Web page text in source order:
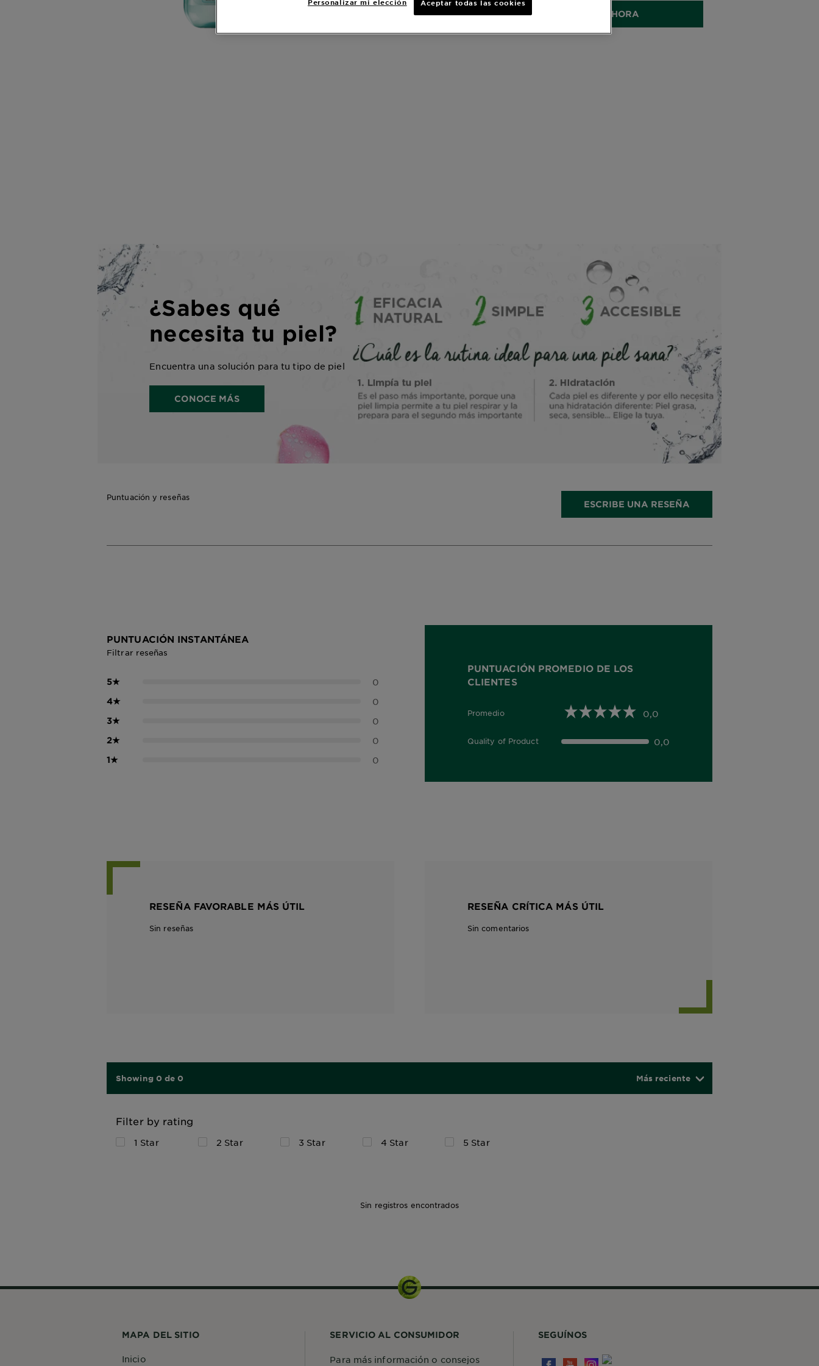
Agua Micelar para pieles mixtas
actúa contra el exceso de oleosidad, reduciendo
COMPRAR AHORA
¿Sabes qué
necesita tu piel?
Encuentra una solución para tu tipo de piel
CONOCE MÁS
Puntuación y reseñas
ESCRIBE UNA RESEÑA
PUNTUACIÓN INSTANTÁNEA
Filtrar reseñas
5★ 0
4★ 0
3★ 0
2★ 0
1★ 0
PUNTUACIÓN PROMEDIO DE LOS
CLIENTES
Promedio
0,0 out of 5 stars 0,0
Quality of Product
0,0 out of 5 stars 0,0
RESEÑA FAVORABLE MÁS ÚTIL
Sin reseñas
RESEÑA CRÍTICA MÁS ÚTIL
Sin comentarios
Showing 0 de 0 Más reciente
Filter by rating
1 Star 2 Star 3 Star 4 Star 5 Star
Sin registros encontrados
MAPA DEL SITIO
Inicio
SERVICIO AL CONSUMIDOR
Para más información o consejos
SEGUÍNOS
Aceptar todas las cookies